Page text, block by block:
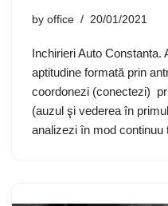
by office 20/01/2021
Inchirieri Auto Constanta.
aptitudine formată prin
coordonezi (conectezi)
(auzul şi vederea în
analizezi în mod